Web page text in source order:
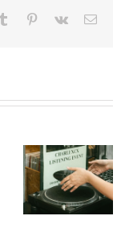
Tumblr Pinterest
Vk Email
među prvim
stanicama
nove ere
Charli xcx:
Objavljen